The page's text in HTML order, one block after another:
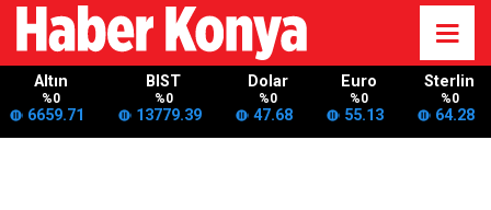
Altın
%0
6659.71
BIST
%0
13779.39
Dolar
%0
47.68
Euro
%0
55.13
Sterlin
%0
64.28